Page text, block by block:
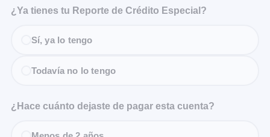
¿Ya tienes tu Reporte de Crédito Especial?
Sí, ya lo tengo
Todavía no lo tengo
¿Hace cuánto dejaste de pagar esta cuenta?